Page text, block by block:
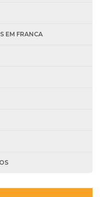
EM FRANCA